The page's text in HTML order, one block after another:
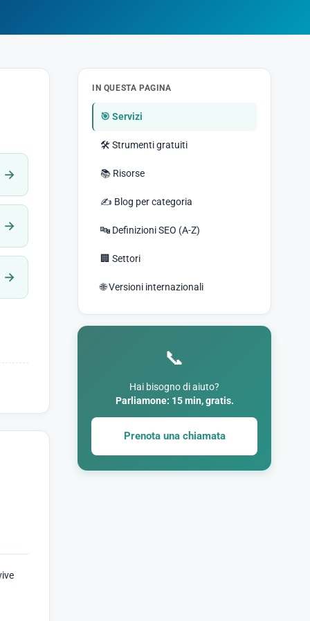
→
→
→
IN QUESTA PAGINA
🎯 Servizi
🛠️ Strumenti gratuiti
📚 Risorse
✍️ Blog per categoria
🔤 Definizioni SEO (A-Z)
🏢 Settori
🌐Versioni internazionali
📞
Hai bisogno di aiuto?
Parliamone: 15 min, gratis.
Prenota una chiamata